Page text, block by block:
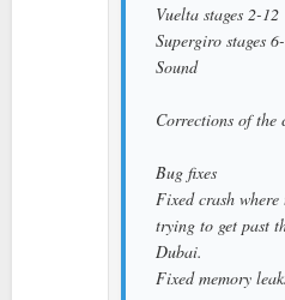
Vuelta stages 2-12
Supergiro stages
Sound
Corrections of the
Bug fixes
Fixed crash
trying to get past
Dubai.
Fixed memory